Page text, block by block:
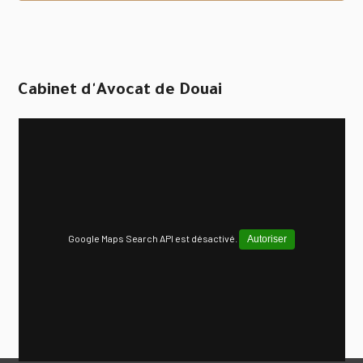
Cabinet d'Avocat de Douai
Google Maps Search API est désactivé. Autoriser